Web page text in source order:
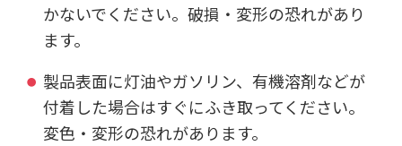
かないでください。破損・変形の恐れがあり
ます。
製品表面に灯油やガソリン、有機溶剤などが
付着した場合はすぐにふき取ってください。
変色・変形の恐れがあります。